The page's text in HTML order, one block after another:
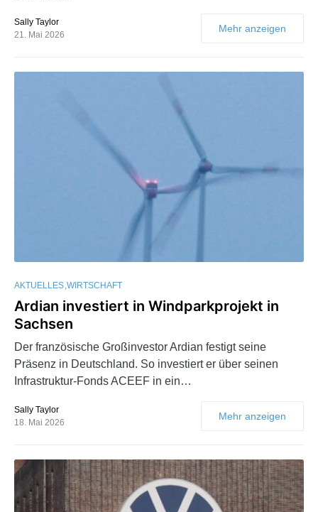
Sally Taylor
21. Mai 2026
Mehr anzeigen
AKTUELLES WIRTSCHAFT
Ardian investiert in Windparkprojekt in
Sachsen
Der französische Großinvestor Ardian festigt seine
Präsenz in Deutschland. So investiert er über seinen
Infrastruktur-Fonds ACEEF in ein…
Sally Taylor
18. Mai 2026
Mehr anzeigen